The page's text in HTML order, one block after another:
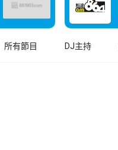
所有節目 DJ主持